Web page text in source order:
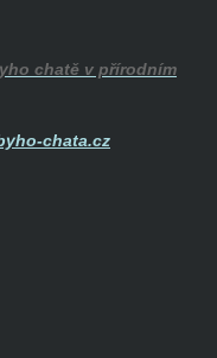
chatě v přírodním
chata.cz